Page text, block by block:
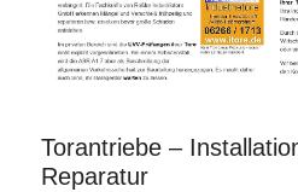
Torantriebe –
Reparatur